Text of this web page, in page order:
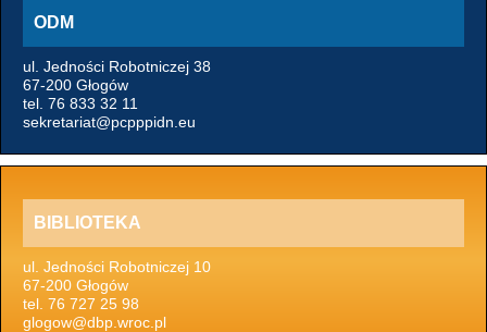
ODM
ul. Jedności Robotniczej 38
67-200 Głogów
tel. 76 833 32 11
sekretariat@pcpppidn.eu
BIBLIOTEKA
ul. Jedności Robotniczej 10
67-200 Głogów
tel. 76 727 25 98
glogow@dbp.wroc.pl